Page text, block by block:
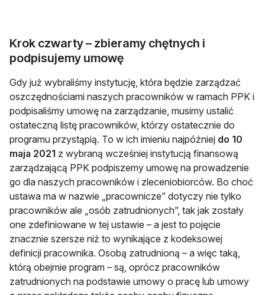
Krok czwarty – zbieramy chętnych i
podpisujemy umowę
Gdy już wybraliśmy instytucję, która będzie zarządzać
oszczędnościami naszych pracowników w ramach PPK i
podpisaliśmy umowę na zarządzanie, musimy ustalić
ostateczną listę pracowników, którzy ostatecznie do
programu przystąpią. To w ich imieniu najpóźniej do 10
maja 2021 z wybraną wcześniej instytucją finansową
zarządzającą PPK podpiszemy umowę na prowadzenie
go dla naszych pracowników i zleceniobiorców. Bo choć
ustawa ma w nazwie „pracownicze” dotyczy nie tylko
pracowników ale „osób zatrudnionych”, tak jak zostały
one zdefiniowane w tej ustawie – a jest to pojęcie
znacznie szersze niż to wynikające z kodeksowej
definicji pracownika. Osobą zatrudnioną – a więc taką,
którą obejmie program – są, oprócz pracowników
zatrudnionych na podstawie umowy o pracę lub umowy